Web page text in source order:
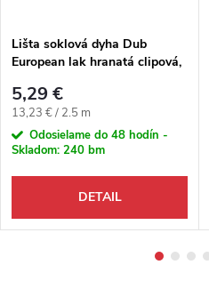
Lišta soklová dyha Dub
European lak hranatá clipová,
5,29 €
Jednotková cena:
13,23 € / 2.5 m
Odosielame do 48 hodín -
Skladom: 240 bm
DETAIL